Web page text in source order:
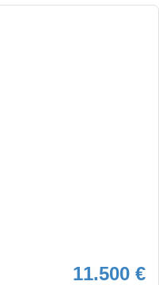
11.500 €